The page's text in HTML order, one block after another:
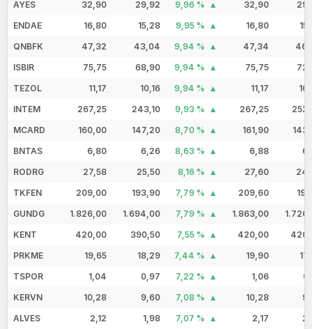
AYES
32,90 29,92 9,96 % 32,90
ENDAE
16,80 15,28 9,95 % 16,80
QNBFK
47,32 43,04 9,94 % 47,34
ISBIR
75,75 68,90 9,94 % 75,75
TEZOL
11,17 10,16 9,94 % 11,17
INTEM
267,25 243,10 9,93 % 267,25
MCARD
160,00 147,20 8,70 % 161,90
BNTAS
6,80 6,26 8,63 % 6,88
RODRG
27,58 25,50 8,16 % 27,60
TKFEN
209,00 193,90 7,79 % 209,60
GUNDG
1.826,00 1.694,00 7,79 % 1.863,00
KENT
420,00 390,50 7,55 % 420,00
PRKME
19,65 18,29 7,44 % 19,90
TSPOR
1,04 0,97 7,22 % 1,06
KERVN
10,28 9,60 7,08 % 10,28
ALVES
2,12 1,98 7,07 % 2,17